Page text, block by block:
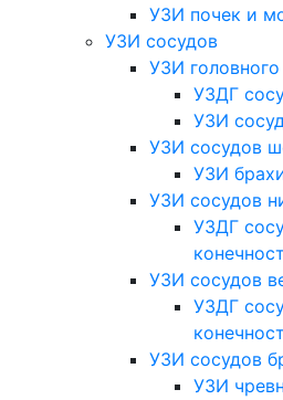
УЗИ почек и
УЗИ сосудов
УЗИ головного
УЗДГ
УЗИ
УЗИ сосудов
УЗИ
УЗИ сосудов
УЗДГ
УЗИ сосудов
УЗДГ
УЗИ сосудов
УЗИ